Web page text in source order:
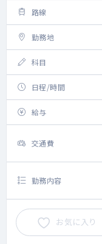
路線
勤務地
科目
日程/時間
給与
交通費
勤務内容
お気に入り